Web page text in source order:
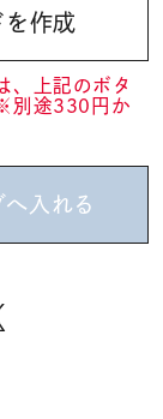
を作成
、上記のボタ
別途330円か
入れる